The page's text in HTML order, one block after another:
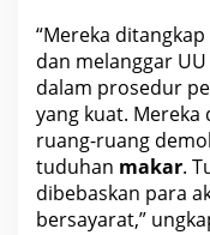
“Mereka
dan melanggar
dalam prosedur
yang kuat.
ruang-ruang
tuduhan makar.
dibebaskan para
bersayarat,”